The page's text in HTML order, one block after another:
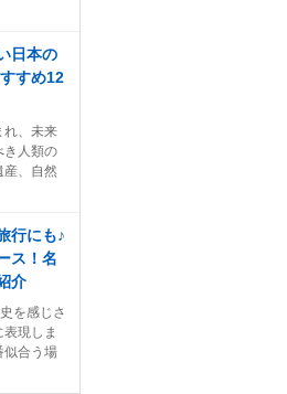
日本の
すめ12
れ、未来
き人類の
産、自然
行にも♪
ス！名
介
を感じさ
現しま
似合う場